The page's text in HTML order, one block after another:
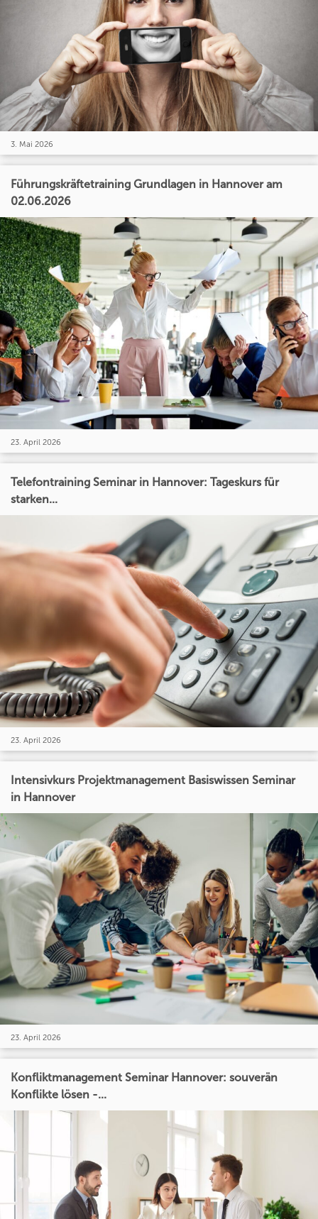
3. Mai 2026
Führungskräftetraining Grundlagen in Hannover am
02.06.2026
23. April 2026
Telefontraining Seminar in Hannover: Tageskurs für
starken...
23. April 2026
Intensivkurs Projektmanagement Basiswissen Seminar
in Hannover
23. April 2026
Konfliktmanagement Seminar Hannover: souverän
Konflikte lösen -...